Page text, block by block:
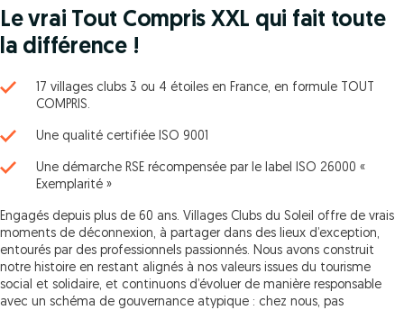
Le vrai Tout Compris XXL qui fait toute
la différence !
17 villages clubs 3 ou 4 étoiles en France, en formule TOUT
COMPRIS.
Une qualité certifiée ISO 9001
Une démarche RSE récompensée par le label ISO 26000 «
Exemplarité »
Engagés depuis plus de 60 ans. Villages Clubs du Soleil offre de vrais
moments de déconnexion, à partager dans des lieux d’exception,
entourés par des professionnels passionnés. Nous avons construit
notre histoire en restant alignés à nos valeurs issues du tourisme
social et solidaire, et continuons d’évoluer de manière responsable
avec un schéma de gouvernance atypique : chez nous, pas